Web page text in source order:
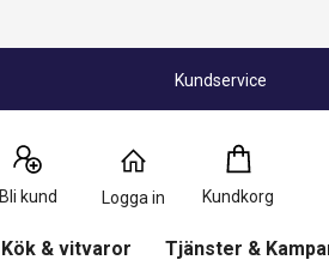
Kundservice
Bli kund Logga in Kundkorg
Kundkorg
0
Produkter
Kök & vitvaror Tjänster &